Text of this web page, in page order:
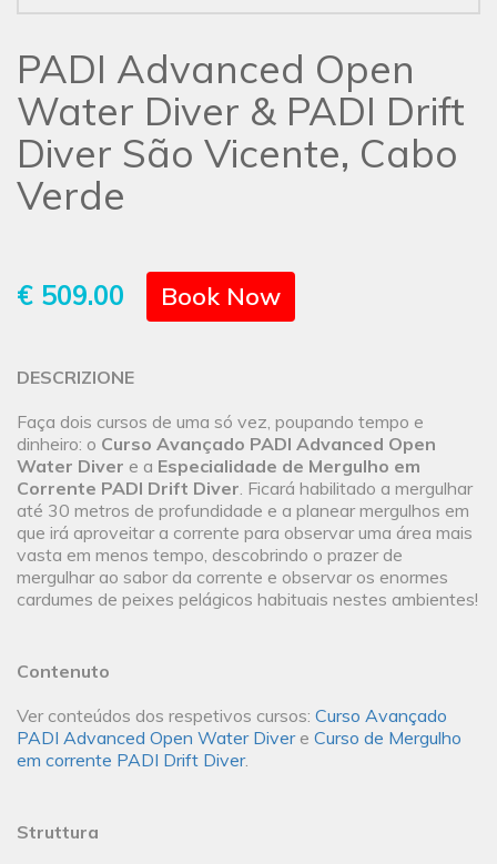
PADI Advanced Open
Water Diver & PADI Drift
Diver São Vicente, Cabo
Verde
€ 509.00 Book Now
DESCRIZIONE
Faça dois cursos de uma só vez, poupando tempo e
dinheiro: o Curso Avançado PADI Advanced Open
Water Diver e a Especialidade de Mergulho em
Corrente PADI Drift Diver. Ficará habilitado a mergulhar
até 30 metros de profundidade e a planear mergulhos em
que irá aproveitar a corrente para observar uma área mais
vasta em menos tempo, descobrindo o prazer de
mergulhar ao sabor da corrente e observar os enormes
cardumes de peixes pelágicos habituais nestes ambientes!
Contenuto
Ver conteúdos dos respetivos cursos: Curso Avançado
PADI Advanced Open Water Diver e Curso de Mergulho
em corrente PADI Drift Diver.
Struttura